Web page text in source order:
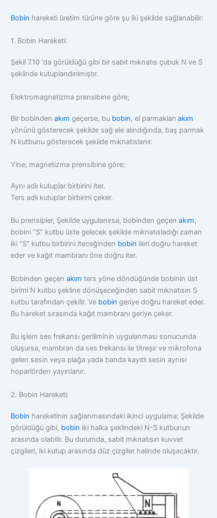
Bobin hareketi üretim türüne göre şu iki şekilde sağlanabilir:
1. Bobin Hareketi:
Şekil 7.10 ‘da görüldüğü gibi bir sabit mıknatıs çubuk N ve S
şeklinde kutuplandırılmıştır.
Elektromagnetizma prensibine göre;
Bir bobindenakım geçerse, bu bobin, el parmaklarıakım
yönünü gösterecek şekilde sağ ele alındığında, baş parmak
N kutbunu gösterecek şekilde mıknatıslanır.
Yine, magnetizma prensibine göre;
Aynı adlı kutuplar birbirini iter.
Ters adlı kutuplar birbirini çeker.
Bu prensipler, Şekilde uygulanırsa, bobinden geçenakım,
bobini “S” kutbu üste gelecek şekilde mıknatısladığı zaman
iki “S” kutbu birbirini iteceğinden bobin ileri doğru hareket
eder ve kağıt mambranı öne doğru iter.
Bobinden geçenakım ters yöne döndüğünde bobinin üst
birimi N kutbu şekline dönüşeceğinden sabit mıknatısın S
kutbu tarafından çekilir. Ve bobin geriye doğru hareket eder.
Bu hareket sırasında kağıt mambranı geriye çeker.
Bu işlem ses frekansı geriliminin uygulanması sonucunda
oluşursa, mambran da ses frekansı ile titreşir ve mikrofona
gelen sesin veya plağa yada banda kayıtlı sesin aynısı
hoparlörden yayınlanır.
2. Bobin Hareketi:
Bobin hareketinin sağlanmasındaki ikinci uygulama; Şekilde
görüldüğü gibi, bobin iki halka şeklindeki N-S kutbunun
arasında olabilir. Bu durumda, sabit mıknatısın kuvvet
çizgileri, iki kutup arasında düz çizgiler halinde oluşacaktır.